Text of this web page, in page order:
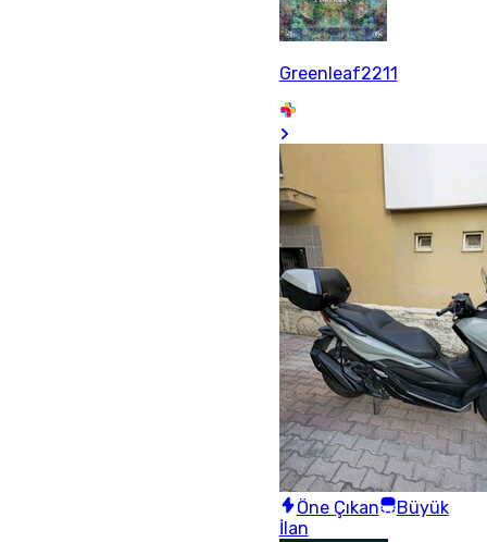
Greenleaf2211
Öne Çıkan
Büyük
İlan